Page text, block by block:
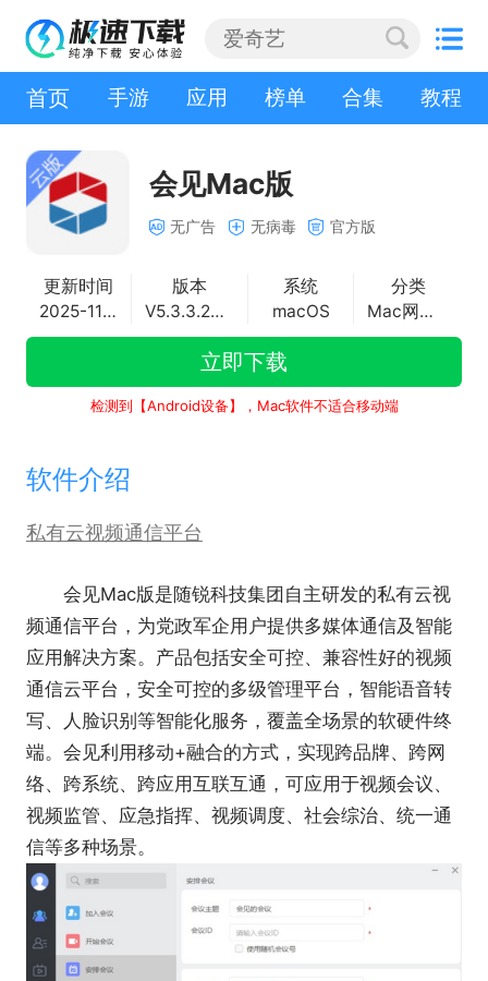
首页 手游 应用 榜单 合集 教程
会见Mac版
无广告 无病毒 官方版
更新时间
2025-11-06
版本
V5.3.3.240126
系统
macOS
分类
Mac网络工具
立即下载
检测到【Android设备】，Mac软件不适合移动端
软件介绍
私有云视频通信平台
会见Mac版是随锐科技集团自主研发的私有云视
频通信平台，为党政军企用户提供多媒体通信及智能
应用解决方案。产品包括安全可控、兼容性好的视频
通信云平台，安全可控的多级管理平台，智能语音转
写、人脸识别等智能化服务，覆盖全场景的软硬件终
端。会见利用移动+融合的方式，实现跨品牌、跨网
络、跨系统、跨应用互联互通，可应用于视频会议、
视频监管、应急指挥、视频调度、社会综治、统一通
信等多种场景。